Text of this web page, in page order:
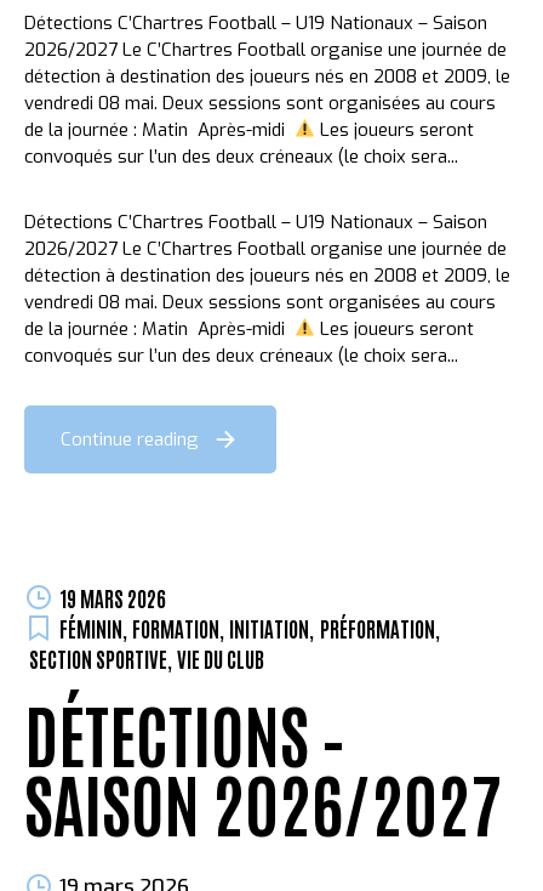
Détections C’Chartres Football – U19 Nationaux – Saison
2026/2027 Le C’Chartres Football organise une journée de
détection à destination des joueurs nés en 2008 et 2009, le
vendredi 08 mai. Deux sessions sont organisées au cours
de la journée : Matin Après-midi
Les joueurs seront
convoqués sur l’un des deux créneaux (le choix sera...
Détections C’Chartres Football – U19 Nationaux – Saison
2026/2027 Le C’Chartres Football organise une journée de
détection à destination des joueurs nés en 2008 et 2009, le
vendredi 08 mai. Deux sessions sont organisées au cours
de la journée : Matin Après-midi
Les joueurs seront
convoqués sur l’un des deux créneaux (le choix sera...
Continue reading
19 MARS 2026
FÉMININ FORMATION INITIATION PRÉFORMATION
SECTION SPORTIVE VIE DU CLUB
DÉTECTIONS –
SAISON 2026/2027